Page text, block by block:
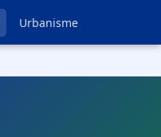
Urbanisme